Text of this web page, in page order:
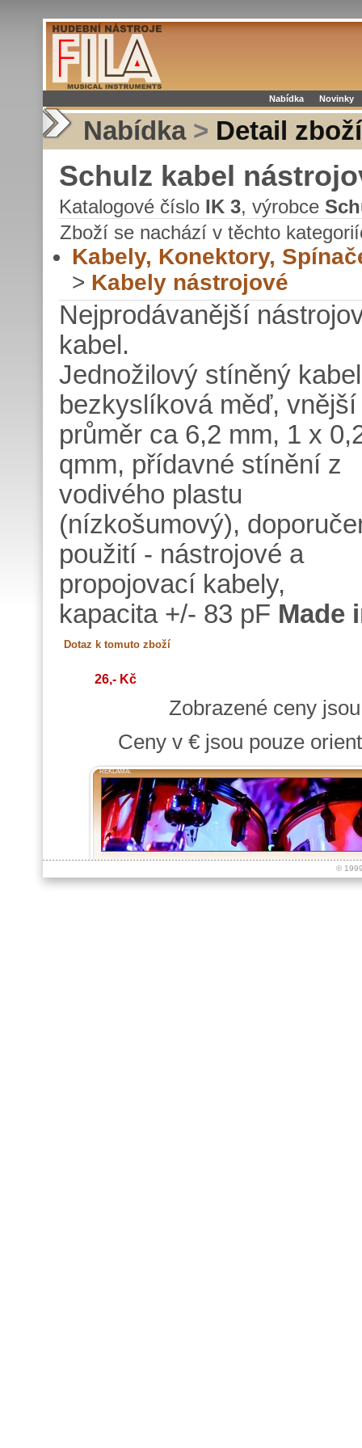
Nabídka Novinky
Nabídka > Detail zboží
Schulz kabel
Katalogové číslo IK 3, výrobce
Zboží se nachází v těchto
Kabely, Konektory,
> Kabely nástrojové
Nejprodávanější
kabel.
Jednožilový stíněný
bezkyslíková měď, vnější
průměr ca 6,2 mm, 1 x
qmm, přídavné stínění z
vodivého plastu
(nízkošumový),
použití - nástrojové a
propojovací kabely,
kapacita +/- 83 pF Made
26,- Kč
Zobrazené ceny
Ceny v € jsou pouze
REKLAMA:
©